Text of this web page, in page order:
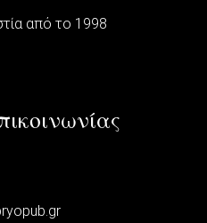
από το 1998